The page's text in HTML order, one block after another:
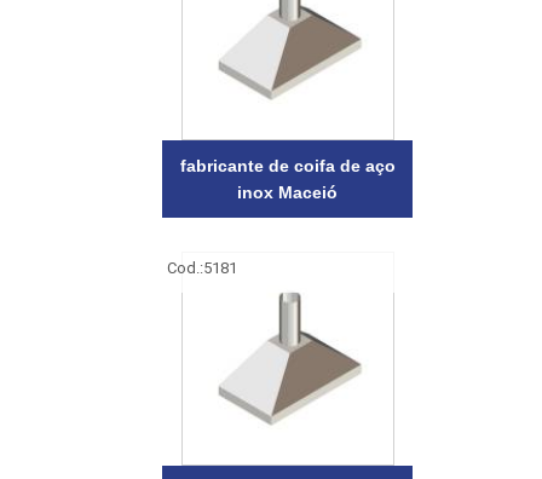
fabricante de coifa de aço
inox Maceió
Cod.:5181